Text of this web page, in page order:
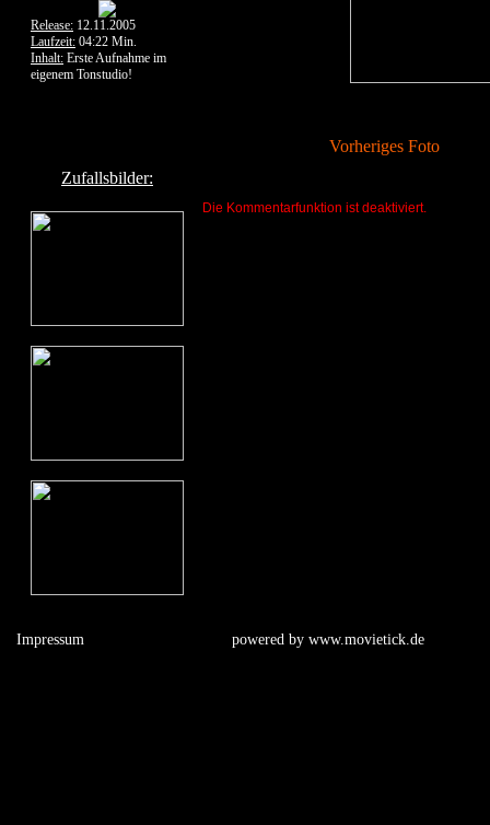
Release: 12.11.2005
Laufzeit: 04:22 Min.
Inhalt: Erste Aufnahme im
eigenem Tonstudio!
Zufallsbilder:
Vorheriges Foto
Die Kommentarfunktion ist deaktiviert.
Impressum powered by www.movietick.de